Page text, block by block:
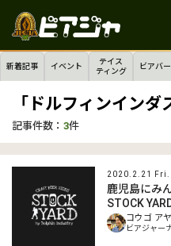
新着記事 イベント
テイス
ティング
ビアバー
「ドルフィンイン
記事件数： 3件
2020.2.21 Fri.
鹿児島にみ
STOCK
コウゴ ア
ビアジャー